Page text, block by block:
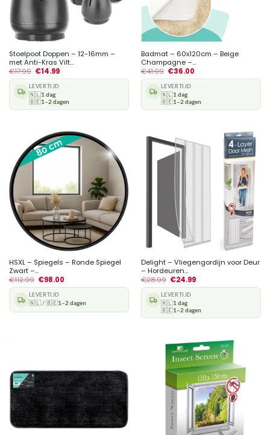
Stoelpoot Doppen – 12-16mm –
met Anti-Kras Vilt...
€17.99 €14.99
LEVERTIJD
🇳🇱1 dag
🇧🇪1–2 dagen
Badmat – 60x120cm – Beige
Champagne –...
€41.99 €36.00
LEVERTIJD
🇳🇱1 dag
🇧🇪1–2 dagen
HSXL – Spiegels – Ronde Spiegel
Zwart –...
€112.99 €98.00
LEVERTIJD
🇳🇱 / 🇧🇪1–2 dagen
Delight – Vliegengordijn voor Deur
– Hordeuren...
€28.99 €24.99
LEVERTIJD
🇳🇱1 dag
🇧🇪1–2 dagen